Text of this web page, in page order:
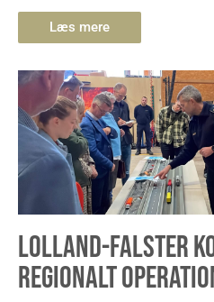
Læs mere
LOLLAND-FALSTER
REGIONALT